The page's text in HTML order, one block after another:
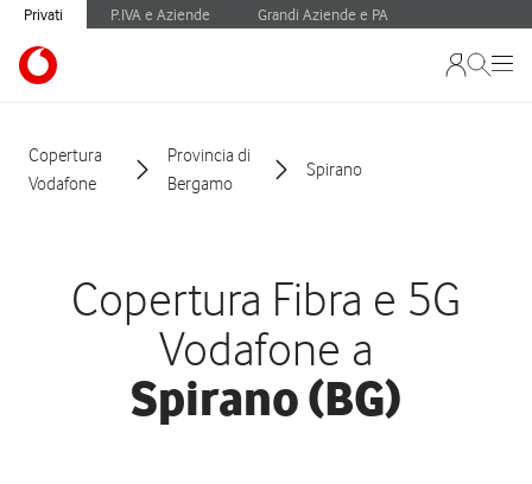
Privati P.IVA e Aziende Grandi Aziende e PA
Copertura
Vodafone
Provincia di
Bergamo
Spirano
Copertura Fibra e 5G
Vodafone a
Spirano (BG)